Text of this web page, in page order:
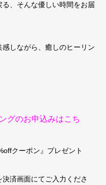
、そんな優しい時間をお届
しながら、癒しのヒーリン
グのお申込みはこち
クーポン』プレゼント
済画面にてご入力くださ